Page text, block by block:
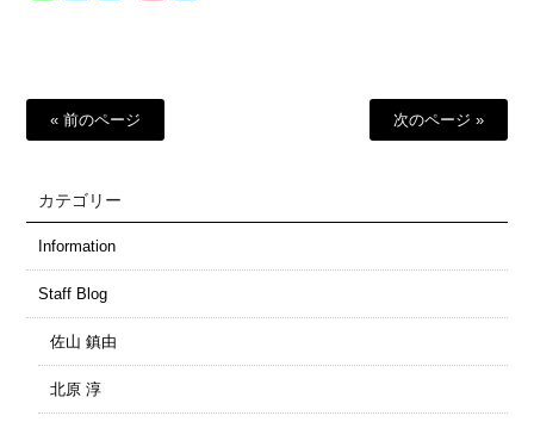
« 前のページ 次のページ »
カテゴリー
Information
Staff Blog
佐山 鎮由
北原 淳